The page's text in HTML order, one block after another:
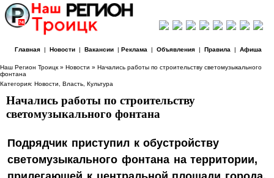
Главная| Новости| Вакансии| Реклама | Объявления| Правила | Афиша
Наш Регион Троицк » Новости » Начались работы по строительству светомузыкального
фонтана
Категория: Новости Власть Культура
Начались работы по строительству
светомузыкального фонтана
Подрядчик приступил к обустройству
светомузыкального фонтана на территории,